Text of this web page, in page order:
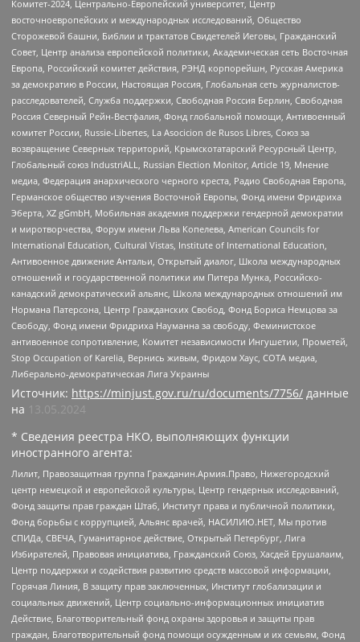
Комитет-2024, Центрально-Европейский университет, Центр
восточноевропейских и международных исследований, Общество
Сторожевой башни, Библии и трактатов Свидетелей Иеговы, Гражданский
Совет, Центр анализа европейской политики, Академическая сеть Восточная
Европа, Российский комитет действия, РЭНД корпорейшн, Русская Америка
за демократию в России, Настоящая Россия, Глобальная сеть журналистов-
расследователей, Служба поддержки, Свободная Россия Берлин, Свободная
Россия Северный Рейн-Вестфалия, Фонд глобальной помощи, Антивоенный
комитет России, Russie-Libertes, La Asocicion de Rusos Libres, Союз за
возвращение Северных территорий, Крымскотатарский Ресурсный Центр,
Глобальный союз IndustriALL, Russian Election Monitor, Article 19, Мнение
медиа, Федерация анархического черного креста, Радио Свободная Европа,
Германское общество изучения Восточной Европы, Фонд имени Фридриха
Эберта, XZ gGmbH, Мобильная академия поддержки гендерной демократии
и миротворчества, Форум имени Льва Копелева, American Councils for
International Education, Cultural Vistas, Institute of International Education,
Антивоенное движение Антальи, Открытый диалог, Школа международных
отношений и государственной политики им Питера Мунка, Российско-
канадский демократический альянс, Школа международных отношений им
Нормана Патерсона, Центр Гражданских Свобод, Фонд Бориса Немцова за
Свободу, Фонд имени Фридриха Науманна за свободу, Феминистское
антивоенное сопротивление, Комитет независимости Ингушетии, Прометей,
Stop Occupation of Karelia, Вернись живым, Фридом Хаус, СОТА медиа,
Либерально-демократическая Лига Украины
Источник: https://minjust.gov.ru/ru/documents/7756/ данные
на
13.05.2024
* Сведения реестра НКО, выполняющих функции
иностранного агента:
Лилит, Правозащитная группа Гражданин.Армия.Право, Нижегородский
центр немецкой и европейской культуры, Центр гендерных исследований,
Фонд защиты прав граждан Штаб, Институт права и публичной политики,
Фонд борьбы с коррупцией, Альянс врачей, НАСИЛИЮ.НЕТ, Мы против
СПИДа, СВЕЧА, Гуманитарное действие, Открытый Петербург, Лига
Избирателей, Правовая инициатива, Гражданский Союз, Хасдей Ерушалаим,
Центр поддержки и содействия развитию средств массовой информации,
Горячая Линия, В защиту прав заключенных, Институт глобализации и
социальных движений, Центр социально-информационных инициатив
Действие, Благотворительный фонд охраны здоровья и защиты прав
граждан, Благотворительный фонд помощи осужденным и их семьям, Фонд